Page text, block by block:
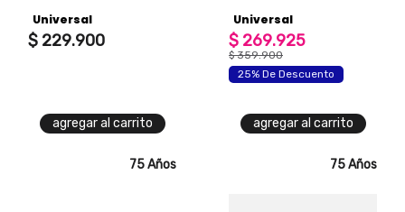
Universal
$ 229.900
agregar al carrito
Universal
$ 269.925
$ 359.900
25% De Descuento
agregar al carrito
75 Años 75 Años